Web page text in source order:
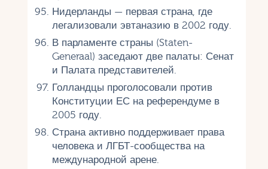
Нидерланды — первая страна, где
легализовали эвтаназию в 2002 году.
В парламенте страны (Staten-
Generaal) заседают две палаты: Сенат
и Палата представителей.
Голландцы проголосовали против
Конституции ЕС на референдуме в
2005 году.
Страна активно поддерживает права
человека и ЛГБТ-сообщества на
международной арене.